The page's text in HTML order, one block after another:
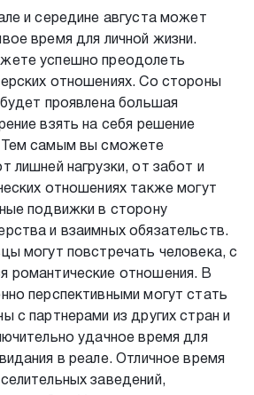
и середине августа может
время для личной жизни.
успешно преодолеть
отношениях. Со стороны
проявлена большая
взять на себя решение
Тем самым вы сможете
лишней нагрузки, от забот и
отношениях также могут
подвижки в сторону
и взаимных обязательств.
могут повстречать человека, с
романтические отношения. В
перспективными могут стать
с партнерами из других стран и
удачное время для
в реале. Отличное время
заведений,